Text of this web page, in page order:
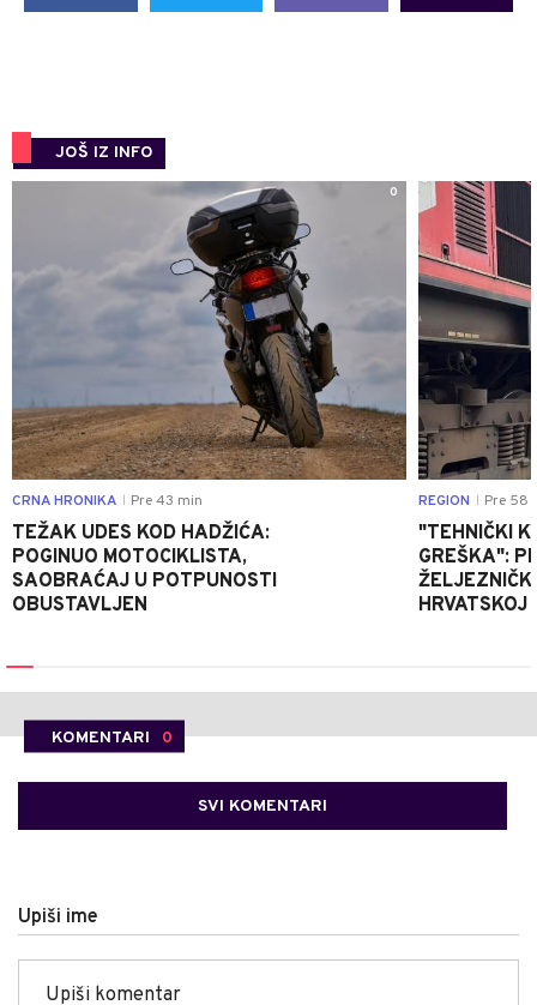
JOŠ IZ INFO
0
CRNA HRONIKA Pre 43 min
TEŽAK UDES KOD HADŽIĆA:
POGINUO MOTOCIKLISTA,
SAOBRAĆAJ U POTPUNOSTI
OBUSTAVLJEN
REGION Pre 58
"TEHNIČKI
GREŠKA":
HRVATSKOJ
KOMENTARI 0
SVI KOMENTARI
Upiši ime